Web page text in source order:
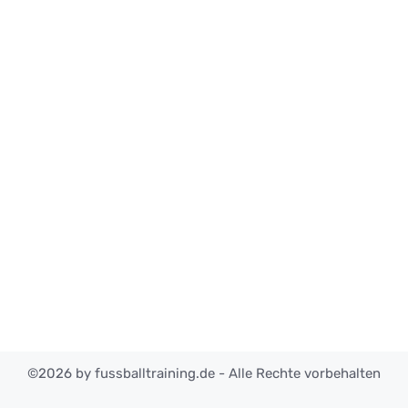
©2026 by fussballtraining.de - Alle Rechte vorbehalten